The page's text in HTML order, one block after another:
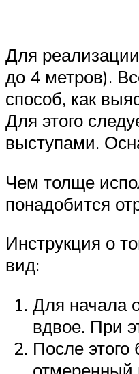
Для
до 4 метров).
способ, как
Для этого
выступами.
Чем толще
понадобится
Инструкция о
вид:
Для начала
вдвое. При
После